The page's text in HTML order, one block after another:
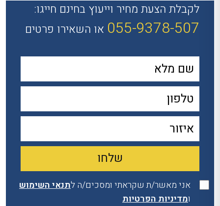
לקבלת הצעת מחיר וייעוץ בחינם חייגו:
055-9378-507 או השאירו פרטים
אני מאשר/ת שקראתי ומסכים/ה לתנאי השימוש
ומדיניות הפרטיות